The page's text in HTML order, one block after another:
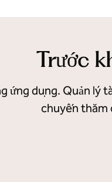
Trước
dụng. Quản lý
chuyến thăm